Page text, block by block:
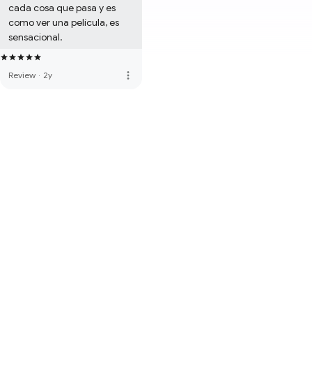
cada cosa que pasa y es
como ver una película, es
sensacional.
Review · 2y more_vert